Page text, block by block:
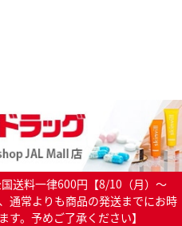
送料一律600円【8/10（月）～
通常よりも商品の発送までにお時
す。予めご了承ください】